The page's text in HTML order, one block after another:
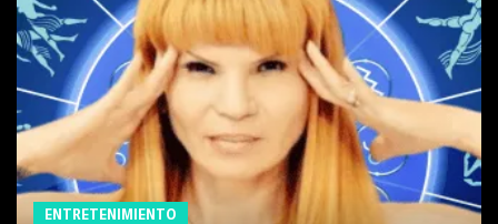
ENTRETENIMIENTO